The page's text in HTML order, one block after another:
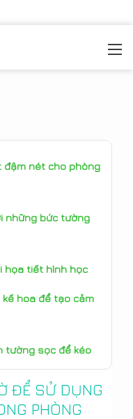
đậm nét cho phòng
những bức tường
họa tiết hình học
kế hoa để tạo cảm
tường sọc để kéo
mẫu để thu hút
ĐỂ SỬ DỤNG
PHÒNG